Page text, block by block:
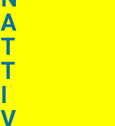
A
T
T
I
V